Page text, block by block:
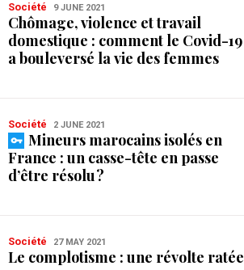
Société 9 JUNE 2021
Chômage, violence et travail
domestique : comment le Covid-19
a bouleversé la vie des femmes
Société 2 JUNE 2021
Mineurs marocains isolés en
France : un casse-tête en passe
d’être résolu ?
Société 27 MAY 2021
Le complotisme : une révolte ratée